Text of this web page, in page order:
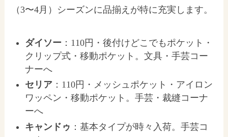
（3〜4月）シーズンに品揃えが特に充実します。
ダイソー ：110円・後付けどこでもポケット・
クリップ式・移動ポケット。文具・手芸コー
ナーへ
セリア ：110円・メッシュポケット・アイロン
ワッペン・移動ポケット。手芸・裁縫コーナ
ーへ
キャンドゥ ：基本タイプが時々入荷。手芸コ